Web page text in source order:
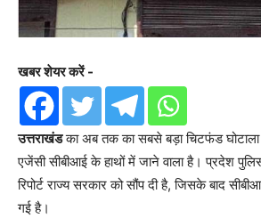
खबर शेयर करें -
उत्तराखंडका अब तक का सबसे बड़ा चिटफंड
एजेंसी सीबीआई के हाथों में जाने वाला है। प्रदेश
रिपोर्ट राज्य सरकार को सौंप दी है, जिसके बाद
गई है।